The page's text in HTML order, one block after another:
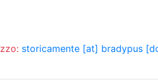
storicamente [at] bradypus